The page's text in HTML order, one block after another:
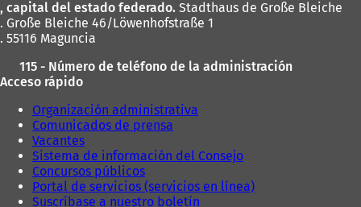
, capital del estado federado. Stadthaus de Große Bleiche
. Große Bleiche 46/Löwenhofstraße 1
. 55116 Maguncia
115 - Número de teléfono de la administración
Acceso rápido
Organización administrativa
Comunicados de prensa
Vacantes
Sistema de información del Consejo
Concursos públicos
Portal de servicios (servicios en línea)
Suscríbase a nuestro boletín